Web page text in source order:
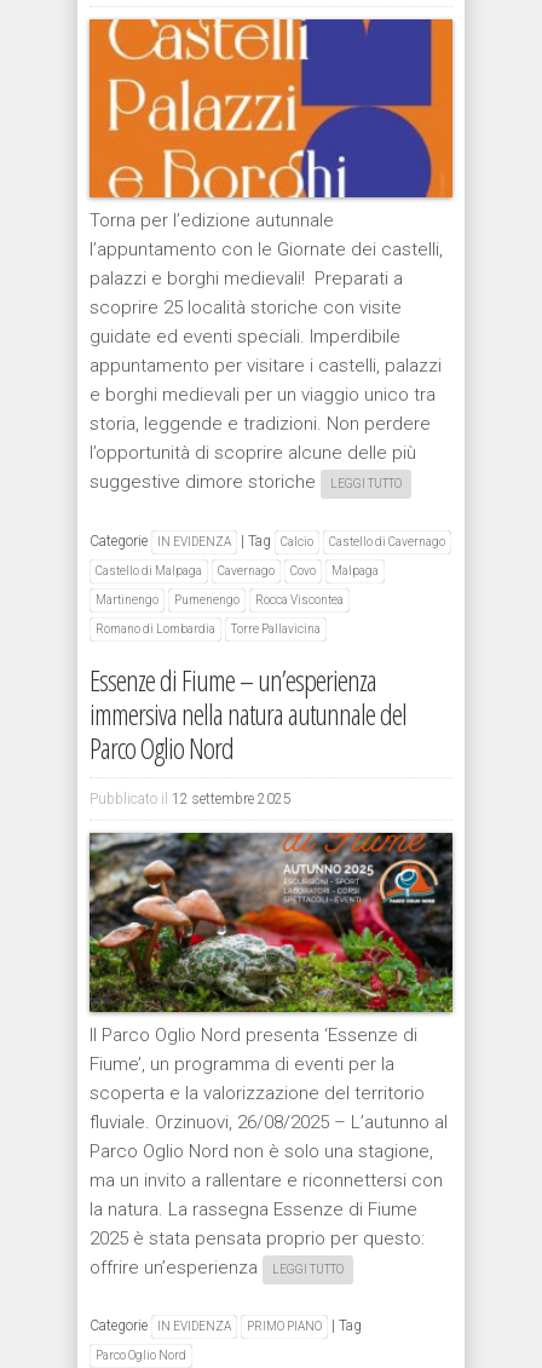
Torna per l’edizione autunnale
l’appuntamento con le Giornate dei castelli,
palazzi e borghi medievali! Preparati a
scoprire 25 località storiche con visite
guidate ed eventi speciali. Imperdibile
appuntamento per visitare i castelli, palazzi
e borghi medievali per un viaggio unico tra
storia, leggende e tradizioni. Non perdere
l’opportunità di scoprire alcune delle più
suggestive dimore storiche
LEGGI TUTTO
Categorie IN EVIDENZA Tag Calcio Castello di Cavernago
Castello di Malpaga Cavernago Covo Malpaga
Martinengo Pumenengo Rocca Viscontea
Romano di Lombardia Torre Pallavicina
Essenze di Fiume – un’esperienza
immersiva nella natura autunnale del
Parco Oglio Nord
Pubblicato il 12 settembre 2025
Il Parco Oglio Nord presenta ‘Essenze di
Fiume’, un programma di eventi per la
scoperta e la valorizzazione del territorio
fluviale. Orzinuovi, 26/08/2025 – L’autunno al
Parco Oglio Nord non è solo una stagione,
ma un invito a rallentare e riconnettersi con
la natura. La rassegna Essenze di Fiume
2025 è stata pensata proprio per questo:
offrire un’esperienza
LEGGI TUTTO
Categorie IN EVIDENZA PRIMO PIANO Tag
Parco Oglio Nord